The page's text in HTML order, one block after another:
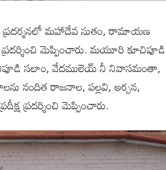
ప్రదర్శనలో మహాదేవ సుతం, రామాయణ
మెప్పించారు. మయూరి కూచిపూడి
సలాం, వేదములెయ్ నీ నివాసమంతా,
నందిత రాజనాల, పల్లవి, అర్చన,
ప్రదర్శించి మెప్పించారు.